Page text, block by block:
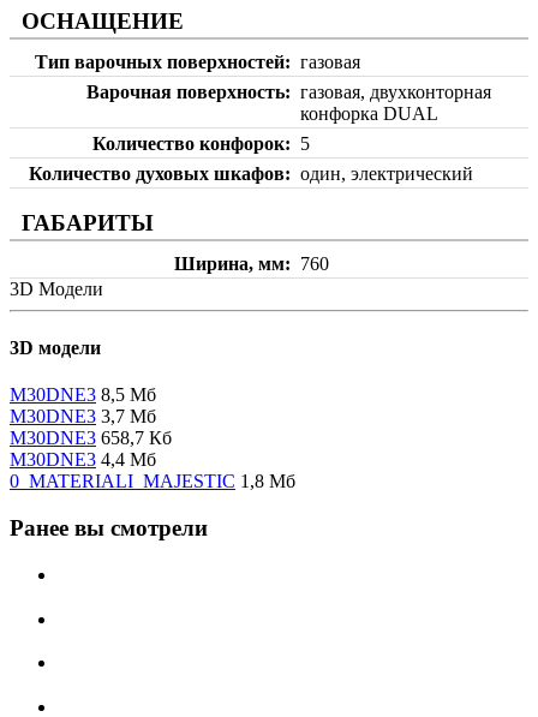
ОСНАЩЕНИЕ
Тип варочных поверхностей
газовая
Варочная поверхность
газовая, двухконторная
конфорка DUAL
Количество конфорок
5
Количество духовых шкафов
один, электрический
ГАБАРИТЫ
Ширина, мм
760
3D Модели
3D модели
M30DNE3 8,5 Мб
M30DNE3 3,7 Мб
M30DNE3 658,7 Кб
M30DNE3 4,4 Мб
0_MATERIALI_MAJESTIC 1,8 Мб
Ранее вы смотрели